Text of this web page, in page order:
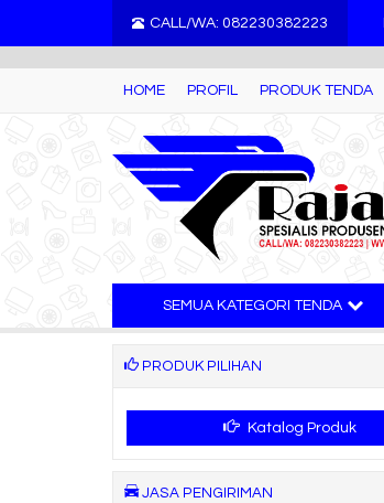
CALL/WA: 082230382223
HOME PROFIL PRODUK TENDA
SEMUA KATEGORI TENDA
PRODUK PILIHAN
Katalog Produk
JASA PENGIRIMAN